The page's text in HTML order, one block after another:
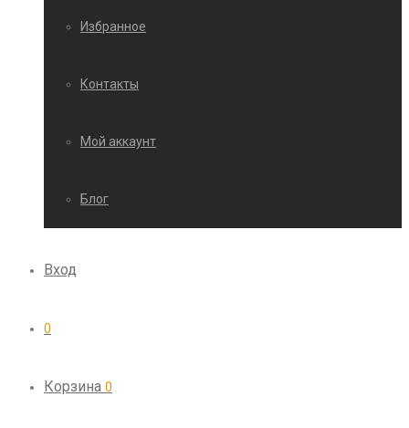
Избранное
Контакты
Мой аккаунт
Блог
Вход
0
Корзина 0